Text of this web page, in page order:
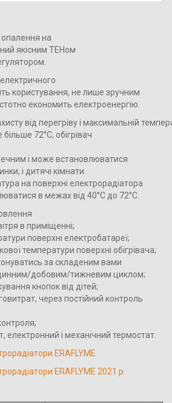
опалення на
якісним ТЕНом
користування, не лише зручним
економить електроенергію.
від перегріву і максимальній
72°С, обігрівач
і може встановлюватися
і дитячі кімнати.
на поверхні електрорадіатора
в межах від 40°С до 72°С.
в приміщенні;
поверхні електробатареї;
температури поверхні обігрівача;
за складеним вами
добовим/тижневим циклом;
кнопок від дітей;
через постійний контроль
електронний і механічний термостат.
ERAFLYME
ERAFLYME 2021 р.